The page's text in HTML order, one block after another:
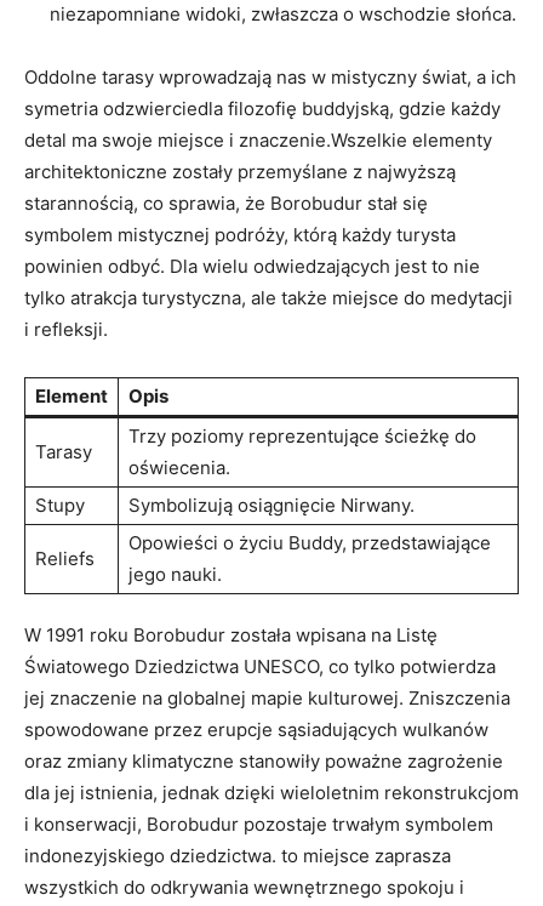
niezapomniane widoki, zwłaszcza o wschodzie słońca.
Oddolne tarasy wprowadzają nas w mistyczny świat, a ich
symetria odzwierciedla filozofię buddyjską, gdzie każdy
detal ma swoje miejsce i znaczenie.Wszelkie elementy
architektoniczne zostały przemyślane z najwyższą
starannością, co sprawia, że Borobudur stał się
symbolem mistycznej podróży, którą każdy turysta
powinien odbyć. Dla wielu odwiedzających jest to nie
tylko atrakcja turystyczna, ale także miejsce do medytacji
i refleksji.
Element Opis
Tarasy
Trzy poziomy reprezentujące ścieżkę do
oświecenia.
Stupy
Symbolizują osiągnięcie Nirwany.
Reliefs
Opowieści o życiu Buddy, przedstawiające
jego nauki.
W 1991 roku Borobudur została wpisana na Listę
Światowego Dziedzictwa UNESCO, co tylko potwierdza
jej znaczenie na globalnej mapie kulturowej. Zniszczenia
spowodowane przez erupcje sąsiadujących wulkanów
oraz zmiany klimatyczne stanowiły poważne zagrożenie
dla jej istnienia, jednak dzięki wieloletnim rekonstrukcjom
i konserwacji, Borobudur pozostaje trwałym symbolem
indonezyjskiego dziedzictwa. to miejsce zaprasza
wszystkich do odkrywania wewnętrznego spokoju i